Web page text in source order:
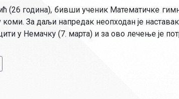
(26 година), бивши ученик Математичке
коми. За даљи напредак неопходан је
у Немачку (7. марта) и за ово лечење је